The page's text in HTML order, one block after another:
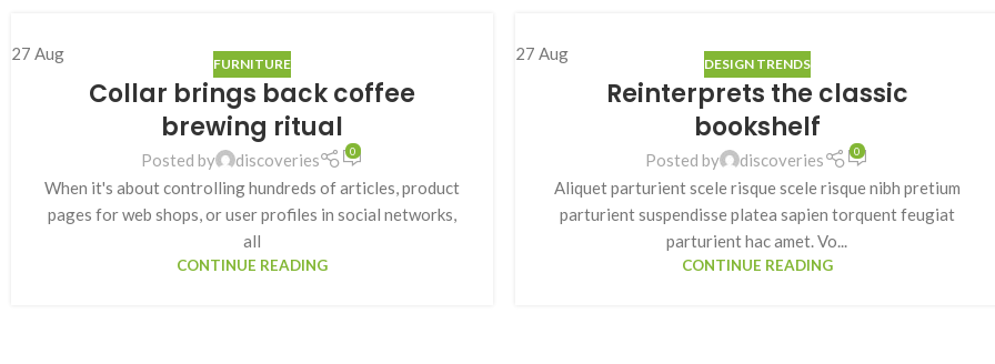
27 Aug
FURNITURE
Collar brings back coffee
brewing ritual
Posted by discoveries 0
When it's about controlling hundreds of articles, product
pages for web shops, or user profiles in social networks,
all
CONTINUE READING
27 Aug
DESIGN TRENDS
Reinterprets the classic
bookshelf
Posted by discoveries 0
Aliquet parturient scele risque scele risque nibh pretium
parturient suspendisse platea sapien torquent feugiat
parturient hac amet. Vo...
CONTINUE READING